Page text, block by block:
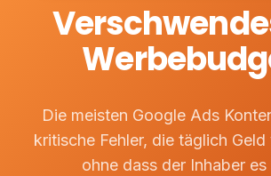
Die meisten Google Ads
kritische Fehler, die täglich Geld
ohne dass der Inhaber es